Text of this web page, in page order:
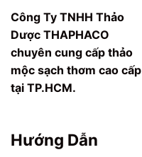
Công Ty TNHH Thảo
Dược THAPHACO
chuyên cung cấp thảo
mộc sạch thơm cao cấp
tại TP.HCM.
Hướng Dẫn